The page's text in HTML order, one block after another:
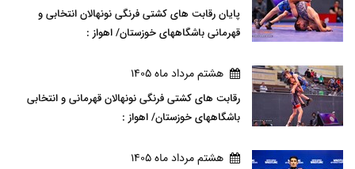
پایان رقابت های کشتی فرنگی نونهالان انتخابی و
قهرمانی باشگاههای خوزستان/ اهواز :
هشتم مرداد ماه 1405
رقابت های کشتی فرنگی نونهالان قهرمانی و انتخابی
باشگاههای خوزستان/ اهواز :
هشتم مرداد ماه 1405